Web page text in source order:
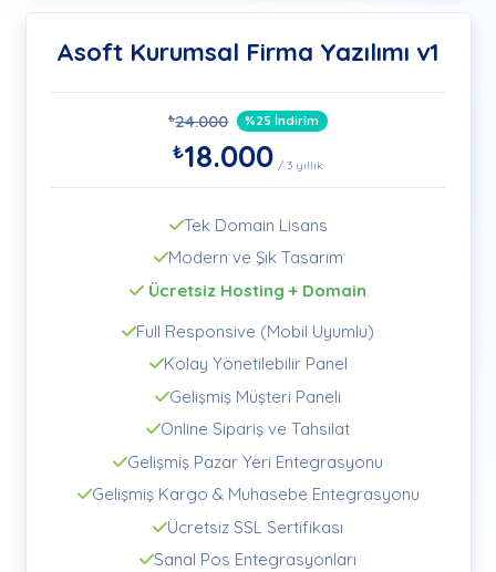
Asoft Kurumsal Firma Yazılımı v1
₺24.000 %25 İndirim
₺18.000 / 3 yıllık
Tek Domain Lisans
Modern ve Şık Tasarım
Ücretsiz Hosting + Domain
Full Responsive (Mobil Uyumlu)
Kolay Yönetilebilir Panel
Gelişmiş Müşteri Paneli
Online Sipariş ve Tahsilat
Gelişmiş Pazar Yeri Entegrasyonu
Gelişmiş Kargo & Muhasebe Entegrasyonu
Ücretsiz SSL Sertifikası
Sanal Pos Entegrasyonları